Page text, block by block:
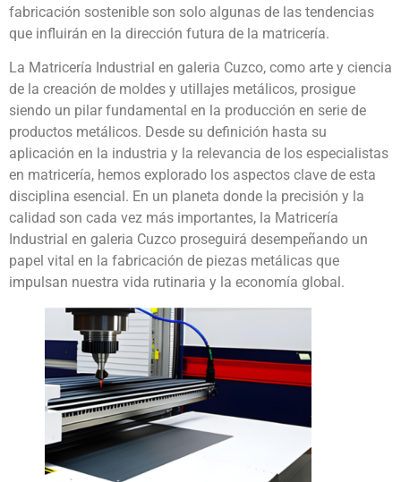
fabricación sostenible son solo algunas de las tendencias
que influirán en la dirección futura de la matricería.
La Matricería Industrial en galeria Cuzco, como arte y ciencia
de la creación de moldes y utillajes metálicos, prosigue
siendo un pilar fundamental en la producción en serie de
productos metálicos. Desde su definición hasta su
aplicación en la industria y la relevancia de los especialistas
en matricería, hemos explorado los aspectos clave de esta
disciplina esencial. En un planeta donde la precisión y la
calidad son cada vez más importantes, la Matricería
Industrial en galeria Cuzco proseguirá desempeñando un
papel vital en la fabricación de piezas metálicas que
impulsan nuestra vida rutinaria y la economía global.